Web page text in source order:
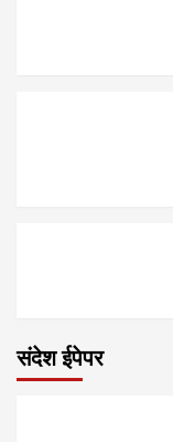
संदेश ईपेपर